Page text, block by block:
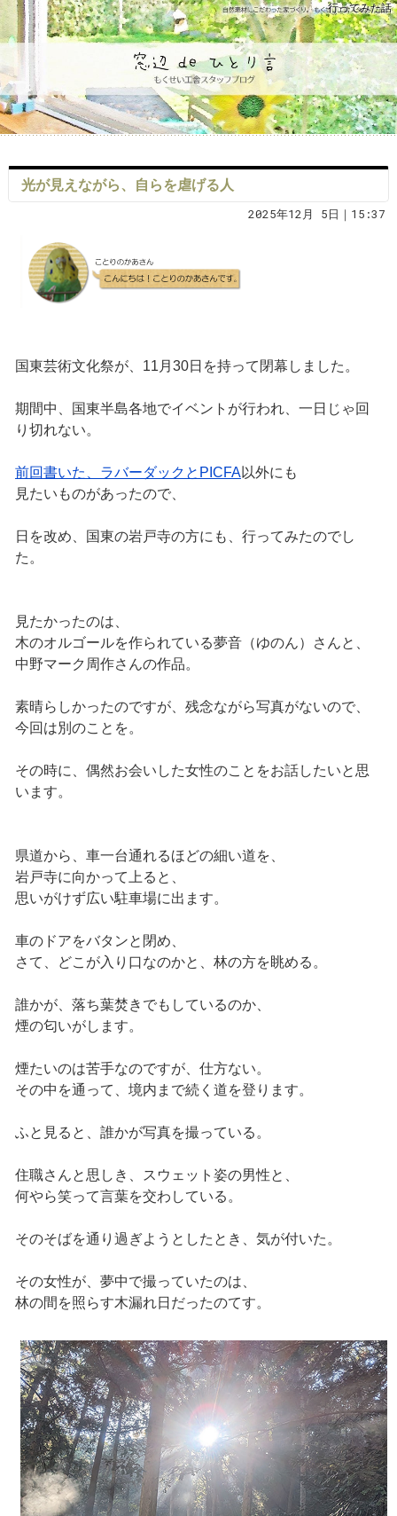
行ってみた話
光が見えながら、自らを虐げる人
2025年12月 5日｜15:37
国東芸術文化祭が、11月30日を持って閉幕しました。
期間中、国東半島各地でイベントが行われ、一日じゃ回
り切れない。
前回書いた、ラバーダックとPICFA以外にも
見たいものがあったので、
日を改め、国東の岩戸寺の方にも、行ってみたのでし
た。
見たかったのは、
木のオルゴールを作られている夢音（ゆのん）さんと、
中野マーク周作さんの作品。
素晴らしかったのですが、残念ながら写真がないので、
今回は別のことを。
その時に、偶然お会いした女性のことをお話したいと思
います。
県道から、車一台通れるほどの細い道を、
岩戸寺に向かって上ると、
思いがけず広い駐車場に出ます。
車のドアをバタンと閉め、
さて、どこが入り口なのかと、林の方を眺める。
誰かが、落ち葉焚きでもしているのか、
煙の匂いがします。
煙たいのは苦手なのですが、仕方ない。
その中を通って、境内まで続く道を登ります。
ふと見ると、誰かが写真を撮っている。
住職さんと思しき、スウェット姿の男性と、
何やら笑って言葉を交わしている。
そのそばを通り過ぎようとしたとき、気が付いた。
その女性が、夢中で撮っていたのは、
林の間を照らす木漏れ日だったのてす。